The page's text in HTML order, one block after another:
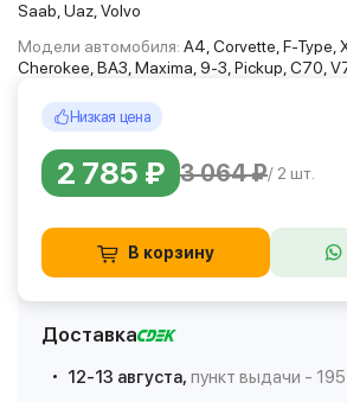
Saab, Uaz, Volvo
Модели автомобиля: A4, Corvette, F-Type,
Cherokee, ВАЗ, Maxima, 9-3, Pickup, C70,
Низкая цена
2 785 ₽ 3 064 ₽/ 2 шт.
В корзину
Доставка
12-13 августа, пункт выдачи -